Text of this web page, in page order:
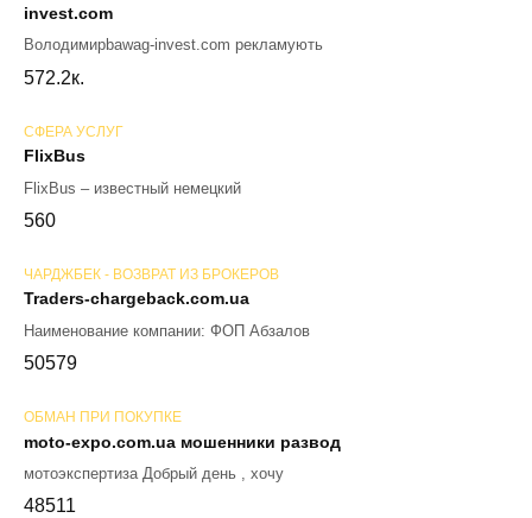
invest.com
Володимирbawag-invest.com рекламують
572.2к.
СФЕРА УСЛУГ
FlixBus
FlixBus – известный немецкий
560
ЧАРДЖБЕК - ВОЗВРАТ ИЗ БРОКЕРОВ
Traders-chargeback.com.ua
Наименование компании: ФОП Абзалов
50579
ОБМАН ПРИ ПОКУПКЕ
moto-expo.com.ua мошенники развод
мотоэкспертиза Добрый день , хочу
48511